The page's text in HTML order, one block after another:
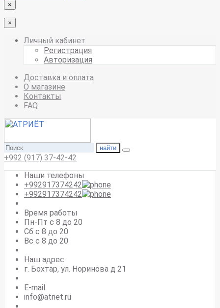
×
×
Личный кабинет
Регистрация
Авторизация
Доставка и оплата
О магазине
Контакты
FAQ
найти
+992 (917) 37-42-42
Наши телефоны
+992917374242
+992917374242
Время работы
Пн-Пт с 8 до 20
Сб с 8 до 20
Вс c 8 до 20
Наш адрес
г. Бохтар, ул. Норинова д 21
E-mail
info@atriet.ru